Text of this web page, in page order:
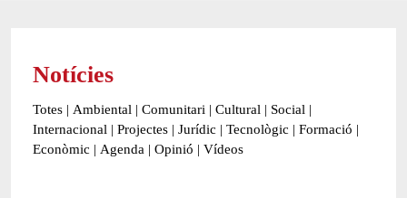
Notícies
Totes | Ambiental | Comunitari | Cultural | Social |
Internacional | Projectes | Jurídic | Tecnològic | Formació |
Econòmic | Agenda | Opinió | Vídeos